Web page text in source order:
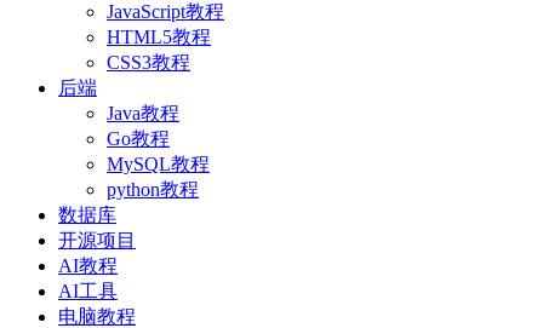
JavaScript教程
HTML5教程
CSS3教程
后端
Java教程
Go教程
MySQL教程
python教程
数据库
开源项目
AI教程
AI工具
电脑教程